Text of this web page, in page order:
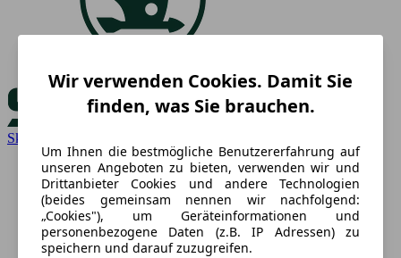
Skoda
Wir verwenden Cookies. Damit Sie
finden, was Sie brauchen.
Um Ihnen die bestmögliche Benutzererfahrung auf
unseren Angeboten zu bieten, verwenden wir und
Drittanbieter Cookies und andere Technologien
(beides gemeinsam nennen wir nachfolgend:
„Cookies"), um Geräteinformationen und
personenbezogene Daten (z.B. IP Adressen) zu
speichern und darauf zuzugreifen.